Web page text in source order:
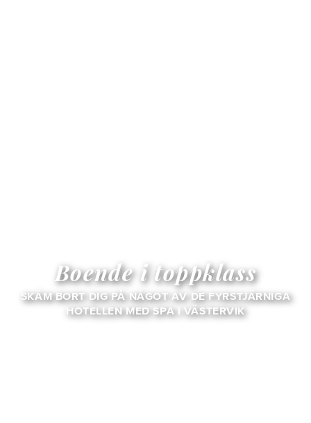
Boende i toppklass
SKÄM BORT DIG PÅ NÅGOT AV DE FYRSTJÄRNIGA
HOTELLEN MED SPA I VÄSTERVIK